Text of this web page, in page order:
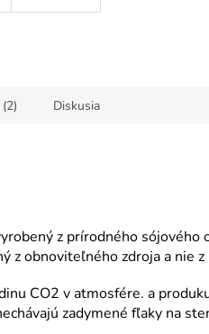
Diskusia
z prírodného sójového
z obnoviteľného zdroja a nie z
CO2 v atmosfére. a
zadymené fľaky na